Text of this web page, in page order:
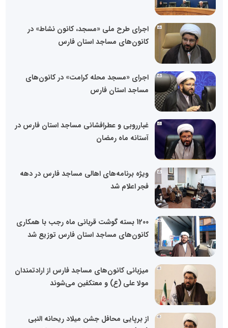
اجرای طرح ملی «مسجد، کانون نشاط» در
کانون‌های مساجد استان فارس
اجرای «مسجد محله کرامت» در کانون‌های
مساجد استان فارس
غبارروبی و عطرافشانی مساجد استان فارس در
آستانه ماه رمضان
ویژه برنامه‌های اهالی مساجد فارس در دهه
فجر اعلام شد
1200 بسته گوشت قربانی ماه رجب با همکاری
کانون‌های مساجد استان فارس توزیع شد
میزبانی کانون‌های مساجد فارس از ارادتمندان
مولا علی (ع) و معتکفین می‌شوند
از برپایی محافل جشن میلاد ریحانه النبی